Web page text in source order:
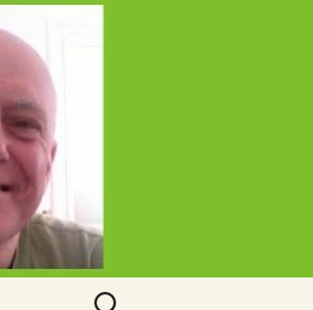
Rechercher :